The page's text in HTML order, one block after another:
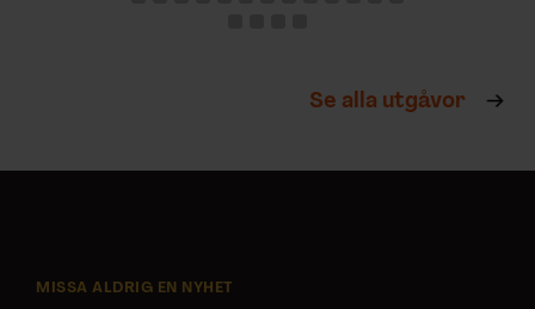
Se alla utgåvor
MISSA ALDRIG EN NYHET